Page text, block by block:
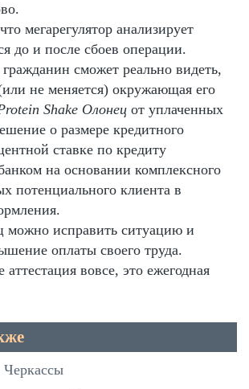
мегарегулятор анализирует
до и после сбоев операции.
сможет реально видеть,
не меняется) окружающая его
Shake Олонец от уплаченных
о размере кредитного
ставке по кредиту
на основании комплексного
потенциального клиента в
можно исправить ситуацию и
оплаты своего труда.
вовсе, это ежегодная
Черкассы